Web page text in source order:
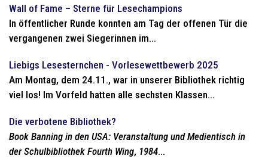
Wall of Fame – Sterne für Lesechampions
In öffentlicher Runde konnten am Tag der offenen Tür die
vergangenen zwei Siegerinnen im...
Liebigs Lesesternchen - Vorlesewettbewerb 2025
Am Montag, dem 24.11., war in unserer Bibliothek richtig
viel los! Im Vorfeld hatten alle sechsten Klassen...
Die verbotene Bibliothek?
Book Banning in den USA: Veranstaltung und Medientisch in
der Schulbibliothek Fourth Wing, 1984...